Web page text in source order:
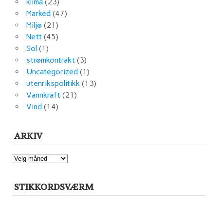
Marked (47)
Miljø (21)
Nett (45)
Sol (1)
strømkontrakt (3)
Uncategorized (1)
utenrikspolitikk (13)
Vannkraft (21)
Vind (14)
ARKIV
ARKIV
STIKKORDSVÆRM